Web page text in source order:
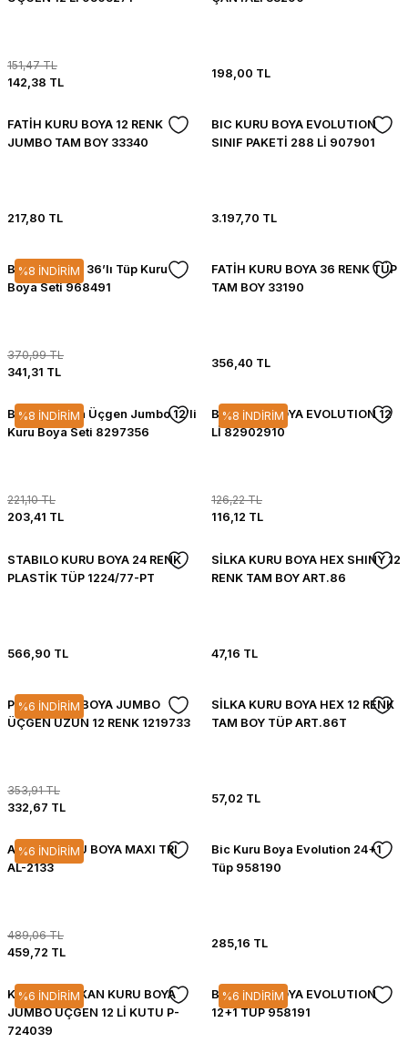
151,47 TL
142,38 TL
198,00 TL
FATİH KURU BOYA 12 RENK
JUMBO TAM BOY 33340
217,80 TL
BIC KURU BOYA EVOLUTION
SINIF PAKETİ 288 Lİ 907901
3.197,70 TL
%8 İNDİRİM
Bic Evolution 36’lı Tüp Kuru
Boya Seti 968491
370,99 TL
341,31 TL
FATİH KURU BOYA 36 RENK TÜP
TAM BOY 33190
356,40 TL
%8 İNDİRİM
BIC Evolution Üçgen Jumbo 12’li
Kuru Boya Seti 8297356
221,10 TL
203,41 TL
%8 İNDİRİM
BIC KURU BOYA EVOLUTION 12
Lİ 82902910
126,22 TL
116,12 TL
STABILO KURU BOYA 24 RENK
PLASTİK TÜP 1224/77-PT
566,90 TL
SİLKA KURU BOYA HEX SHINY 12
RENK TAM BOY ART.86
47,16 TL
%6 İNDİRİM
PRITT KURU BOYA JUMBO
ÜÇGEN UZUN 12 RENK 1219733
353,91 TL
332,67 TL
SİLKA KURU BOYA HEX 12 RENK
TAM BOY TÜP ART.86T
57,02 TL
%6 İNDİRİM
ALPINO KURU BOYA MAXI TRI
AL-2133
489,06 TL
459,72 TL
Bic Kuru Boya Evolution 24+1
Tüp 958190
285,16 TL
%6 İNDİRİM
KESKİN PELİKAN KURU BOYA
JUMBO ÜÇGEN 12 Lİ KUTU P-
724039
%6 İNDİRİM
BIC KURU BOYA EVOLUTION
12+1 TÜP 958191